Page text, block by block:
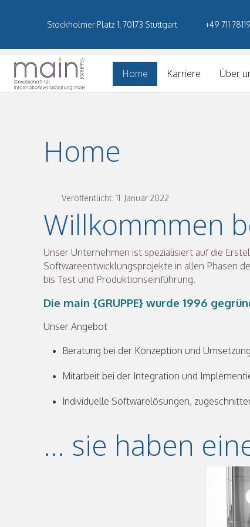
Stockholmer Platz 1, 70173 Stuttgart +49 711
Home Karriere Über
Home
Veröffentlicht: 11. Januar 2022
Willkommmen
Unser Unternehmen ist spezialisiert auf die
Softwareentwicklungsprojekte in allen Phasen
bis Test und Produktionseinführung.
Die main {GRUPPE} wurde 1996
Unser Angebot
Beratung bei der Konzeption und
Mitarbeit bei der Integration und
Individuelle Softwarelösungen,
... sie haben